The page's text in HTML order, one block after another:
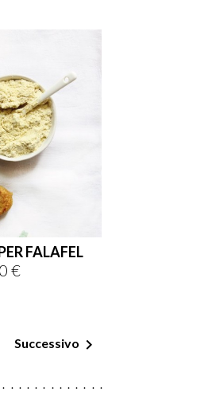
FALAFEL
€
Successivo 